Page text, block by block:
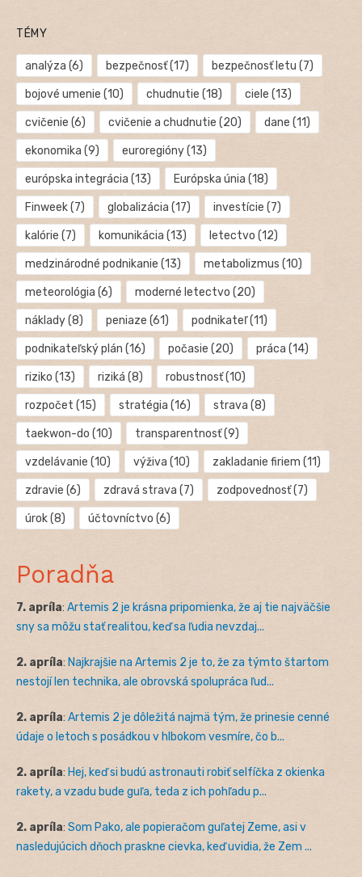
TÉMY
analýza (6) bezpečnosť(17) bezpečnosť letu (7)
bojové umenie (10) chudnutie (18) ciele (13)
cvičenie (6) cvičenie a chudnutie (20) dane (11)
ekonomika (9) euroregióny(13)
európska integrácia (13) Európska únia (18)
Finweek(7) globalizácia (17) investície (7)
kalórie (7) komunikácia (13) letectvo (12)
medzinárodné podnikanie (13) metabolizmus (10)
meteorológia (6) moderné letectvo (20)
náklady(8) peniaze (61) podnikateľ(11)
podnikateľský plán (16) počasie (20) práca (14)
riziko (13) riziká (8) robustnosť(10)
rozpočet (15) stratégia (16) strava (8)
taekwon-do (10) transparentnosť(9)
vzdelávanie (10) výživa (10) zakladanie firiem (11)
zdravie (6) zdravá strava (7) zodpovednosť(7)
úrok(8) účtovníctvo (6)
Poradňa
7. apríla: Artemis 2 je krásna pripomienka, že aj tie najväčšie
sny sa môžu stať realitou, keď sa ľudia nevzdaj...
2. apríla: Najkrajšie na Artemis 2 je to, že za týmto štartom
nestojí len technika, ale obrovská spolupráca ľud...
2. apríla: Artemis 2 je dôležitá najmä tým, že prinesie cenné
údaje o letoch s posádkou v hlbokom vesmíre, čo b...
2. apríla: Hej, keď si budú astronauti robiť selfíčka z okienka
rakety, a vzadu bude guľa, teda z ich pohľadu p...
2. apríla: Som Pako, ale popieračom guľatej Zeme, asi v
nasledujúcich dňoch praskne cievka, keď uvidia, že Zem ...